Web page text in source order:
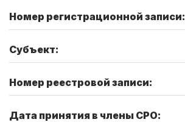
Номер регистрационной записи:
Субъект:
Номер реестровой записи:
Дата принятия в члены СРО: